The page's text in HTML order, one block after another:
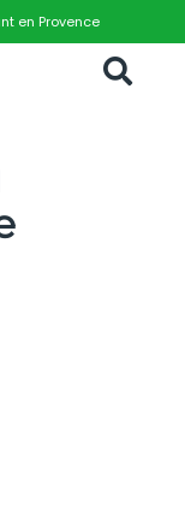
en Provence